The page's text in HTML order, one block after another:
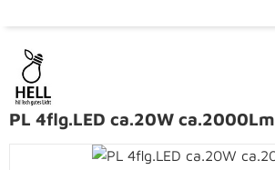
Bildergalerie überspringen
PL 4flg.LED ca.20W ca.2000Lm